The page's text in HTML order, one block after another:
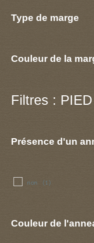
Type de marge
Couleur de la
Filtres : PIED
Présence d'un
non (1)
Couleur de